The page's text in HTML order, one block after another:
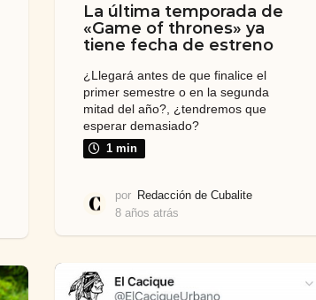
La última temporada de
«Game of thrones» ya
tiene fecha de estreno
¿Llegará antes de que finalice el
primer semestre o en la segunda
mitad del año?, ¿tendremos que
esperar demasiado?
1 min
por Redacción de Cubalite
8 años atrás
a